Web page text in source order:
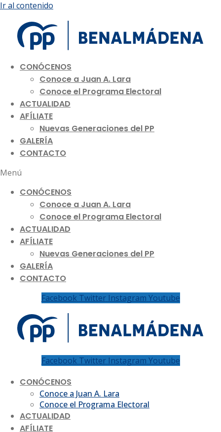
Ir al contenido
CONÓCENOS
Conoce a Juan A. Lara
Conoce el Programa Electoral
ACTUALIDAD
AFÍLIATE
Nuevas Generaciones del PP
GALERÍA
CONTACTO
Menú
CONÓCENOS
Conoce a Juan A. Lara
Conoce el Programa Electoral
ACTUALIDAD
AFÍLIATE
Nuevas Generaciones del PP
GALERÍA
CONTACTO
Facebook Twitter Instagram Youtube
Facebook Twitter Instagram Youtube
CONÓCENOS
Conoce a Juan A. Lara
Conoce el Programa Electoral
ACTUALIDAD
AFÍLIATE